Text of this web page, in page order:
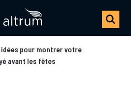
idées pour montrer votre
avant les fêtes